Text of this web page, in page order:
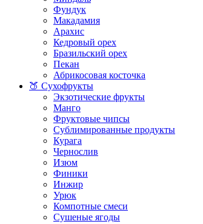
Фундук
Макадамия
Арахис
Кедровый орех
Бразильский орех
Пекан
Абрикосовая косточка
🍑 Сухофрукты
Экзотические фрукты
Манго
Фруктовые чипсы
Сублимированные продукты
Курага
Чернослив
Изюм
Финики
Инжир
Урюк
Компотные смеси
Сушеные ягоды